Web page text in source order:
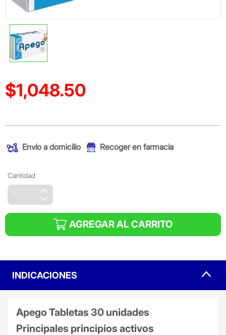
Precio reducido de
$1,048.50
Envío a domicilio Recoger en farmacia
Cantidad
AGREGAR AL CARRITO
INDICACIONES
Apego Tabletas 30 unidades
Principales principios activos